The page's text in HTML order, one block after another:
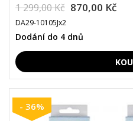
1 299,00 Kč 870,00 Kč
DA29-10105Jx2
Dodání do 4 dnů
- 36%